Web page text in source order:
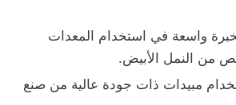
واسعة في استخدام المعدات
من النمل الأبيض.
مبيدات ذات جودة عالية من صنع